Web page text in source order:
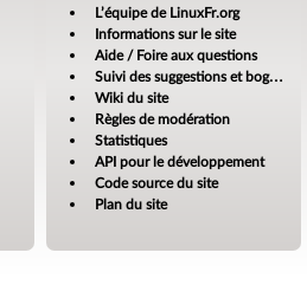
L’équipe de LinuxFr.org
Informations sur le site
Aide / Foire aux questions
Suivi des suggestions et bogues
Wiki du site
Règles de modération
Statistiques
API pour le développement
Code source du site
Plan du site